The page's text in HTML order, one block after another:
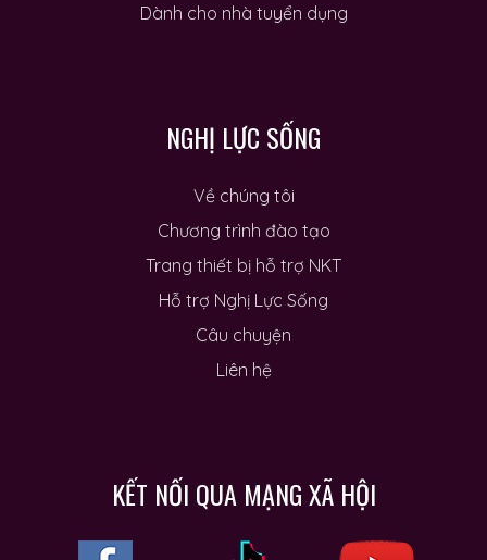
Dành cho nhà tuyển dụng
NGHỊ LỰC SỐNG
Về chúng tôi
Chương trình đào tạo
Trang thiết bị hỗ trợ NKT
Hỗ trợ Nghị Lực Sống
Câu chuyện
Liên hệ
KẾT NỐI QUA MẠNG XÃ HỘI